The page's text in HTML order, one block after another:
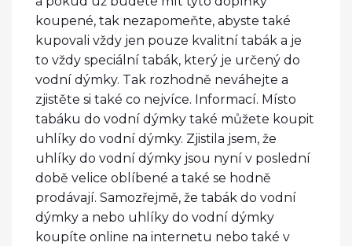
koupené, tak nezapomeňte, abyste také
kupovali vždy jen pouze kvalitní tabák a je
to vždy speciální tabák, který je určený do
vodní dýmky. Tak rozhodně neváhejte a
zjistěte si také co nejvíce. Informací. Místo
tabáku do vodní dýmky také můžete koupit
uhlíky do vodní dýmky. Zjistila jsem, že
uhlíky do vodní dýmky jsou nyní v poslední
době velice oblíbené a také se hodně
prodávají. Samozřejmě, že tabák do vodní
dýmky a nebo uhlíky do vodní dýmky
koupíte online na internetu nebo také v